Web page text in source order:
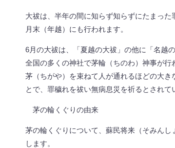
大祓は、半年の間に知らず知らずにたまっ
月末（年越）にも行われます。
6月の大祓は、「夏越の大祓」の他に「名越
全国の多くの神社で茅輪（ちのわ）神事が行
茅（ちがや）を束ねて人が通れるほどの大
とで、罪穢れを祓い無病息災を祈るとされて
茅の輪くぐりの由来
茅の輪くぐりについて、蘇民将来（そみん
します。